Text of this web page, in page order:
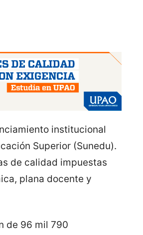
institucional
Superior (Sunedu).
de calidad impuestas
plana docente y
de 96 mil 790